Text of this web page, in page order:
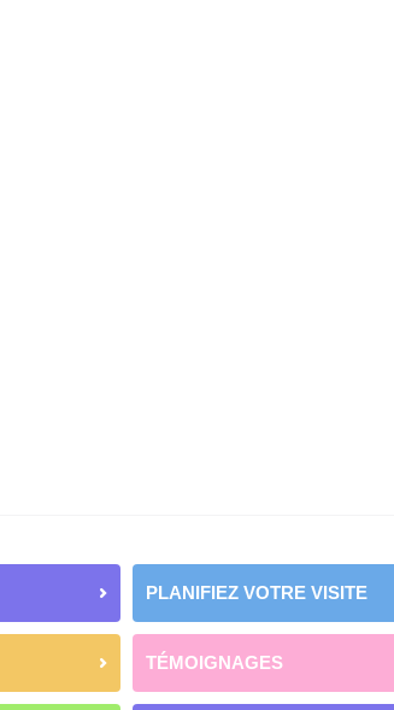
PLANIFIEZ VOTRE VISITE
TÉMOIGNAGES